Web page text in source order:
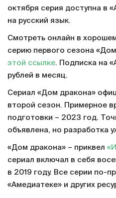
октября серия доступна в
на русский язык.
Смотреть онлайн в
серию первого сезона
этой ссылке. Подписка на
рублей в месяц.
Сериал «Дом дракона»
второй сезон. Примерное
подготовки – 2023 год.
объявлена, но разработка
«Дом дракона» – приквел
сериал включал в себя
в 2019 году. Все серии по-
«Амедиатеке» и других